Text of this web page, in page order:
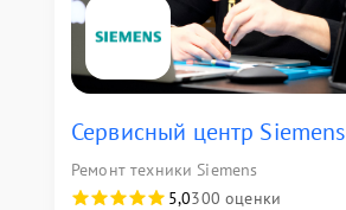
Сервисный центр Siemens
Ремонт техники Siemens
5,0300 оценки